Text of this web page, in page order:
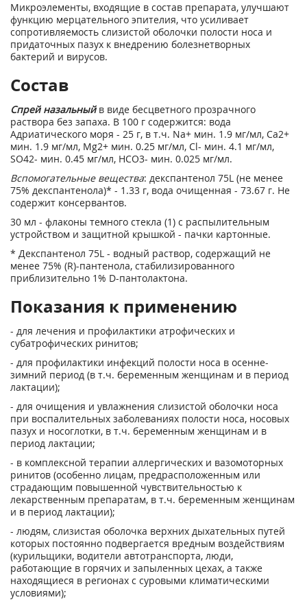
Микроэлементы, входящие в состав препарата, улучшают
функцию мерцательного эпителия, что усиливает
сопротивляемость слизистой оболочки полости носа и
придаточных пазух к внедрению болезнетворных
бактерий и вирусов.
Состав
Спрей назальныйв виде бесцветного прозрачного
раствора без запаха. В 100 г содержится: вода
Адриатического моря - 25 г, в т.ч. Na+ мин. 1.9 мг/мл, Ca2+
мин. 1.9 мг/мл, Mg2+ мин. 0.25 мг/мл, Cl- мин. 4.1 мг/мл,
SO42- мин. 0.45 мг/мл, HCO3- мин. 0.025 мг/мл.
Вспомогательные вещества: декспантенол 75L (не менее
75% декспантенола)* - 1.33 г, вода очищенная - 73.67 г. Не
содержит консервантов.
30 мл - флаконы темного стекла (1) с распылительным
устройством и защитной крышкой - пачки картонные.
* Декспантенол 75L - водный раствор, содержащий не
менее 75% (R)-пантенола, стабилизированного
приблизительно 1% D-пантолактона.
Показания к применению
- для лечения и профилактики атрофических и
субатрофических ринитов;
- для профилактики инфекций полости носа в осенне-
зимний период (в т.ч. беременным женщинам и в период
лактации);
- для очищения и увлажнения слизистой оболочки носа
при воспалительных заболеваниях полости носа, носовых
пазух и носоглотки, в т.ч. беременным женщинам и в
период лактации;
- в комплексной терапии аллергических и вазомоторных
ринитов (особенно лицам, предрасположенным или
страдающим повышенной чувствительностью к
лекарственным препаратам, в т.ч. беременным женщинам
и в период лактации);
- людям, слизистая оболочка верхних дыхательных путей
которых постоянно подвергается вредным воздействиям
(курильщики, водители автотранспорта, люди,
работающие в горячих и запыленных цехах, а также
находящиеся в регионах с суровыми климатическими
условиями);